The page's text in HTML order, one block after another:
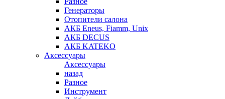
Генераторы
Отопители салона
АКБ Eneus, Fiamm, Unix
АКБ DECUS
АКБ KATEKO
Аксессуары
Аксессуары
назад
Разное
Инструмент